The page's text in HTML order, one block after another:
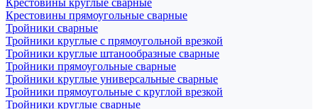
Крестовины круглые сварные
Крестовины прямоугольные сварные
Тройники сварные
Тройники круглые с прямоугольной врезкой
Тройники круглые штанообразные сварные
Тройники прямоугольные сварные
Тройники круглые универсальные сварные
Тройники прямоугольные с круглой врезкой
Тройники круглые сварные